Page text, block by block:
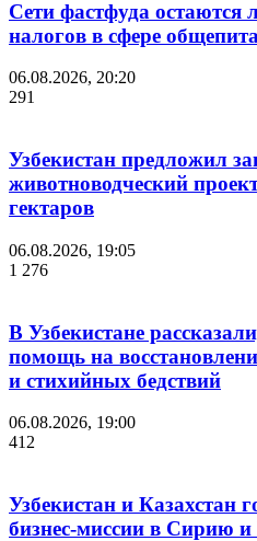
Сети фастфуда остаются
налогов в сфере
06.08.2026, 20:20
291
Узбекистан предложил
животноводческий
гектаров
06.08.2026, 19:05
1 276
В Узбекистане
помощь на
и стихийных бедствий
06.08.2026, 19:00
412
Узбекистан и Казахстан
бизнес-миссии в Сирию